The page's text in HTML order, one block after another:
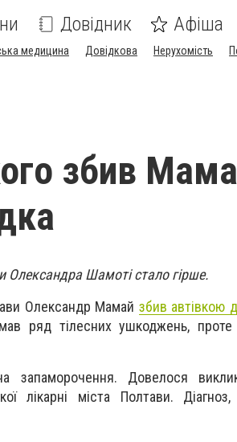
Довідник Афіша
медицина Довідкова Нерухомість
збив
Олександра Шамоті стало гірше.
Олександр Мамай збив автівкою
ряд тілесних ушкоджень, проте
запаморочення. Довелося
лікарні міста Полтави.